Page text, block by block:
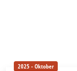
2025 - Oktober